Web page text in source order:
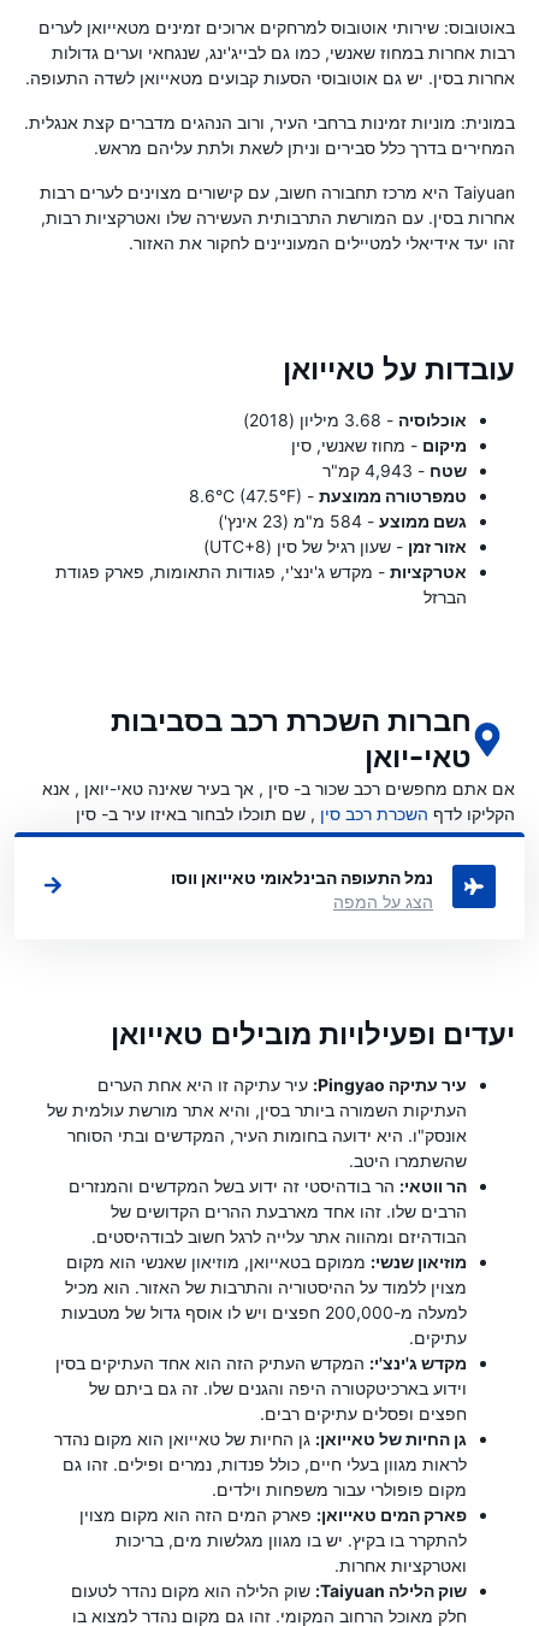
באוטובוס: שירותי אוטובוס למרחקים ארוכים זמינים מטאייואן לערים
רבות אחרות במחוז שאנשי, כמו גם לבייג'ינג, שנגחאי וערים גדולות
אחרות בסין. יש גם אוטובוסי הסעות קבועים מטאייואן לשדה התעופה.
במונית: מוניות זמינות ברחבי העיר, ורוב הנהגים מדברים קצת אנגלית.
המחירים בדרך כלל סבירים וניתן לשאת ולתת עליהם מראש.
Taiyuan היא מרכז תחבורה חשוב, עם קישורים מצוינים לערים רבות
אחרות בסין. עם המורשת התרבותית העשירה שלו ואטרקציות רבות,
זהו יעד אידיאלי למטיילים המעוניינים לחקור את האזור.
עובדות על טאייואן
אוכלוסיה - 3.68 מיליון (2018)
מיקום - מחוז שאנשי, סין
שטח - 4,943 קמ"ר
טמפרטורה ממוצעת - 8.6°C (47.5°F)
גשם ממוצע - 584 מ"מ (23 אינץ')
אזור זמן - שעון רגיל של סין (UTC+8)
אטרקציות - מקדש ג'ינצ'י, פגודות התאומות, פארק פגודת
הברזל
חברות השכרת רכב בסביבות
טאי-יואן
אם אתם מחפשים רכב שכור ב- סין , אך בעיר שאינה טאי-יואן , אנא
הקליקו לדף השכרת רכב סין , שם תוכלו לבחור באיזו עיר ב- סין
ברצונכם לשכור רכב.
נמל התעופה הבינלאומי טאייואן ווסו
הצג על המפה
יעדים ופעילויות מובילים טאייואן
עיר עתיקה Pingyao:
עיר עתיקה זו היא אחת הערים
העתיקות השמורה ביותר בסין, והיא אתר מורשת עולמית של
אונסק"ו. היא ידועה בחומות העיר, המקדשים ובתי הסוחר
שהשתמרו היטב.
הר ווטאי: הר בודהיסטי זה ידוע בשל המקדשים והמנזרים
הרבים שלו. זהו אחד מארבעת ההרים הקדושים של
הבודהיזם ומהווה אתר עלייה לרגל חשוב לבודהיסטים.
מוזיאון שנשי: ממוקם בטאייואן, מוזיאון שאנשי הוא מקום
מצוין ללמוד על ההיסטוריה והתרבות של האזור. הוא מכיל
למעלה מ-200,000 חפצים ויש לו אוסף גדול של מטבעות
עתיקים.
מקדש ג'ינצ'י: המקדש העתיק הזה הוא אחד העתיקים בסין
וידוע בארכיטקטורה היפה והגנים שלו. זה גם ביתם של
חפצים ופסלים עתיקים רבים.
גן החיות של טאייואן: גן החיות של טאייואן הוא מקום נהדר
לראות מגוון בעלי חיים, כולל פנדות, נמרים ופילים. זהו גם
מקום פופולרי עבור משפחות וילדים.
פארק המים טאייואן: פארק המים הזה הוא מקום מצוין
להתקרר בו בקיץ. יש בו מגוון מגלשות מים, בריכות
ואטרקציות אחרות.
שוק הלילה Taiyuan:
שוק הלילה הוא מקום נהדר לטעום
חלק מאוכל הרחוב המקומי. זהו גם מקום נהדר למצוא בו